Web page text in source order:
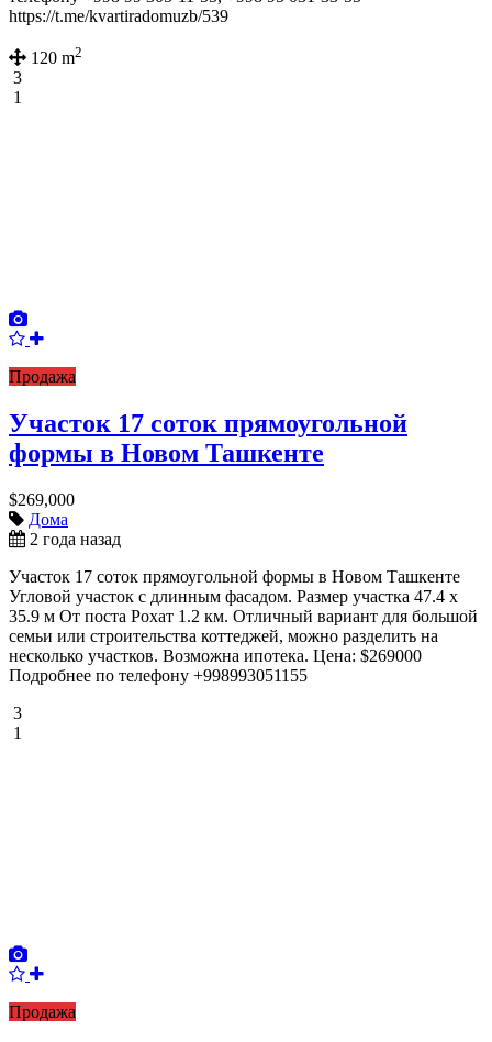
https://t.me/kvartiradomuzb/539
120 m2
3
1
Продажа
Участок 17 соток прямоугольной
формы в Новом Ташкенте
$269,000
Дома
2 года назад
Участок 17 соток прямоугольной формы в Новом Ташкенте
Угловой участок с длинным фасадом. Размер участка 47.4 х
35.9 м От поста Рохат 1.2 км. Отличный вариант для большой
семьи или строительства коттеджей, можно разделить на
несколько участков. Возможна ипотека. Цена: $269000
Подробнее по телефону +998993051155
3
1
Продажа